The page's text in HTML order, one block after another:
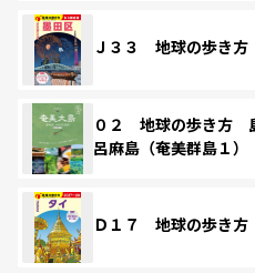
Ｊ３３ 地球の歩き
０２ 地球の歩き方
呂麻島（奄美群島１
Ｄ１７ 地球の歩き